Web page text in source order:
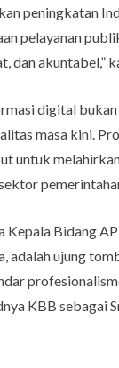
peningkatan
pelayanan
dan akuntabel,”
digital bukan
masa kini.
untuk
Kepala Bidang
adalah ujung
KBB sebagai